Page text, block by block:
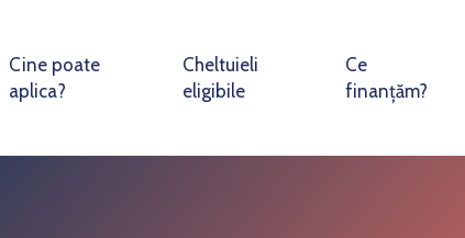
Cine poate
aplica?
Cheltuieli
eligibile
Ce
finanțăm?